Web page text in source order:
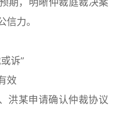
期，明晰仲裁庭裁决案
信力。
诉”
效
某申请确认仲裁协议